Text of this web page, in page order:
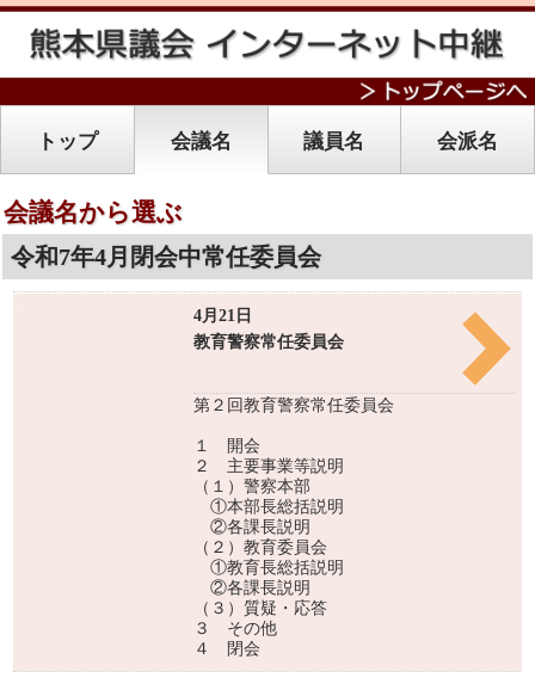
トップ 会議名 議員名 会派名
会議名から選ぶ
令和7年4月閉会中常任委員会
4月21日
教育警察常任委員会
第２回教育警察常任委員会
１ 開会
２ 主要事業等説明
（１）警察本部
①本部長総括説明
②各課長説明
（２）教育委員会
①教育長総括説明
②各課長説明
（３）質疑・応答
３ その他
４ 閉会